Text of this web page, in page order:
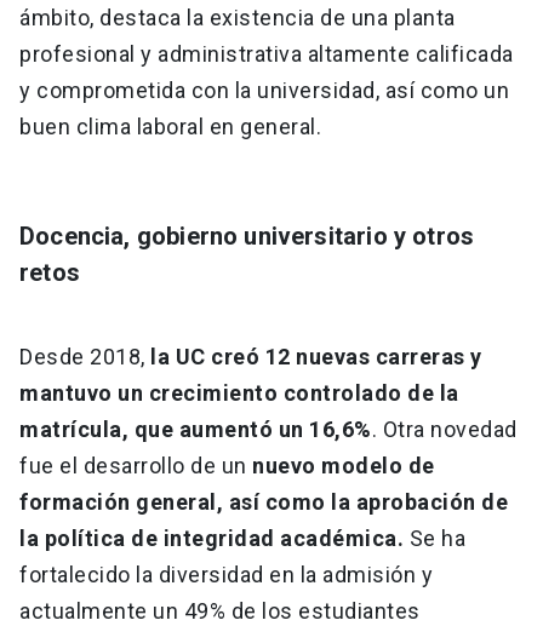
ámbito, destaca la existencia de una planta
profesional y administrativa altamente calificada
y comprometida con la universidad, así como un
buen clima laboral en general.
Docencia, gobierno universitario y otros
retos
Desde 2018, la UC creó 12 nuevas carreras y
mantuvo un crecimiento controlado de la
matrícula, que aumentó un 16,6%. Otra novedad
fue el desarrollo de un nuevo modelo de
formación general, así como la aprobación de
la política de integridad académica. Se ha
fortalecido la diversidad en la admisión y
actualmente un 49% de los estudiantes